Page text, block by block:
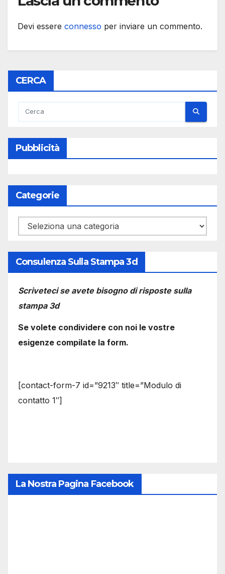
Devi essere connesso per inviare un commento.
CERCA
Pubblicità
Categorie
Categorie
Consulenza Sulla Stampa 3d
Scriveteci se avete bisogno di risposte sulla
stampa 3d
Se volete condividere con noi le vostre
esigenze compilate la form.
[contact-form-7 id=”9213″ title=”Modulo di
contatto 1″]
La Nostra Pagina Facebook